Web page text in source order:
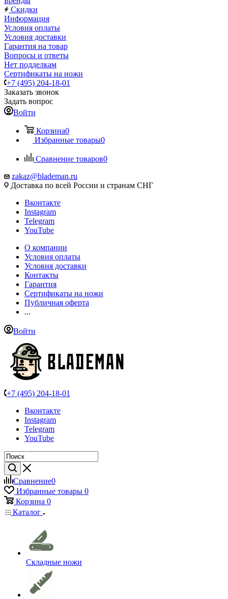
Скидки
Информация
Условия оплаты
Условия доставки
Гарантия на товар
Вопросы и ответы
Нет подделкам
Сертификаты на ножи
+7 (495) 204-18-01
Заказать звонок
Задать вопрос
Войти
Корзина0
Избранные товары0
Сравнение товаров0
zakaz@blademan.ru
Доставка по всей России и странам СНГ
Вконтакте
Instagram
Telegram
YouTube
О компании
Условия оплаты
Условия доставки
Контакты
Гарантия
Сертификаты на ножи
Публичная оферта
...
Войти
+7 (495) 204-18-01
Вконтакте
Instagram
Telegram
YouTube
Сравнение0
Избранные товары 0
Корзина 0
Каталог
Складные ножи